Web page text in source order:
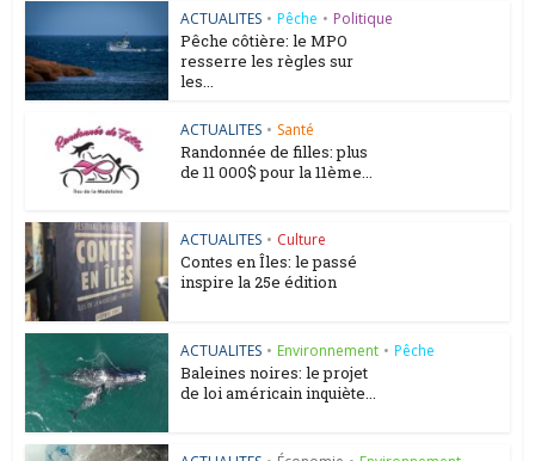
ACTUALITES • Pêche • Politique
Pêche côtière: le MPO
resserre les règles sur
les...
ACTUALITES • Santé
Randonnée de filles: plus
de 11 000$ pour la 11ème...
ACTUALITES • Culture
Contes en Îles: le passé
inspire la 25e édition
ACTUALITES • Environnement • Pêche
Baleines noires: le projet
de loi américain inquiète...